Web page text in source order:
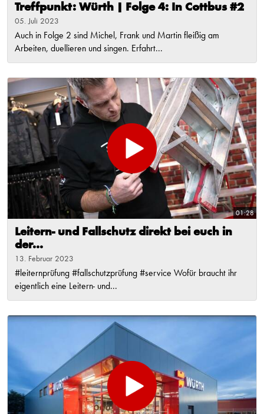
Treffpunkt: Würth | Folge 4: In Cottbus #2
05. Juli 2023
Auch in Folge 2 sind Michel, Frank und Martin fleißig am
Arbeiten, duellieren und singen. Erfahrt...
01:28
Leitern- und Fallschutz direkt bei euch in
der...
13. Februar 2023
#leiternprüfung #fallschutzprüfung #service Wofür braucht ihr
eigentlich eine Leitern- und...